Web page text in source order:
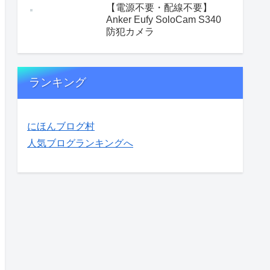
【電源不要・配線不要】
Anker Eufy SoloCam S340
防犯カメラ
ランキング
にほんブログ村
人気ブログランキングへ